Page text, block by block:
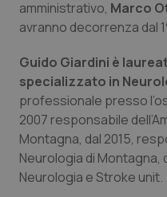
Lombardia
Marche
Molise
Dolore
Donna & Salute
Epatiti
amministrativo, Marco
avranno decorrenza dal
Guido Giardini è
specializzato in
professionale presso
2007 responsabile
Montagna, dal 2015,
Neurologia di Montagna,
Neurologia e Stroke unit.